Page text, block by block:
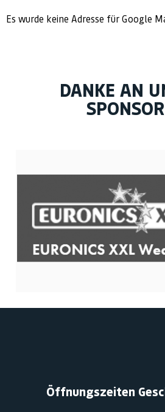
Es wurde keine Adresse für Google
DANKE AN
Öffnungszeiten